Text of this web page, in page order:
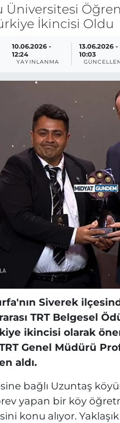
İkincisi Oldu
10.06.2026 -
12:24
YAYINLANMA
13.06.2026 -
10:03
Siverek
TRT Belgesel
ikincisi olarak
Genel Müdürü
aldı.
bağlı Uzuntaş
yapan bir köy
konu alıyor.